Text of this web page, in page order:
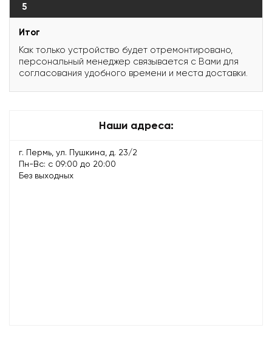
5
Итог
Как только устройство будет отремонтировано,
персональный менеджер связывается с Вами для
согласования удобного времени и места доставки.
Наши адреса:
г. Пермь, ул. Пушкина, д. 23/2
Пн-Вс: с 09:00 до 20:00
Без выходных